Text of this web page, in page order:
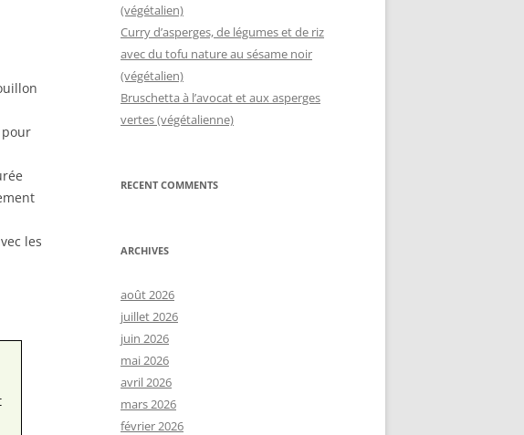
pour
les
(végétalien)
Curry d’asperges, de légumes et de riz
avec du tofu nature au sésame noir
(végétalien)
Bruschetta à l’avocat et aux asperges
vertes (végétalienne)
RECENT COMMENTS
ARCHIVES
août 2026
juillet 2026
juin 2026
mai 2026
avril 2026
mars 2026
février 2026